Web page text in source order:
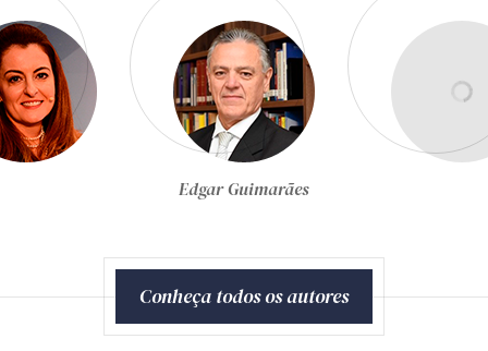
Egon Bockmann Moreira
Conheça todos os autores